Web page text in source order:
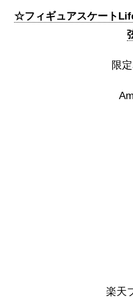
☆フィギュアスケート
限
楽天